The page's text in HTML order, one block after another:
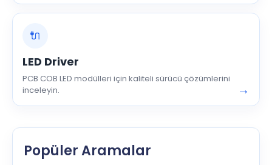
🔌
LED Driver
PCB COB LED modülleri için kaliteli sürücü çözümlerini
inceleyin.
→
Popüler Aramalar